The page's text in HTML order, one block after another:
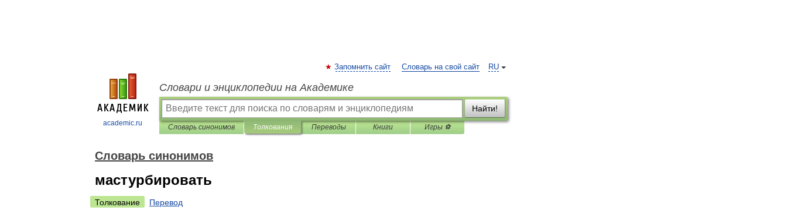
academic.ru
RU
Запомнить сайт Словарь на свой сайт
Словари и энциклопедии на Академике
Найти!
Словарь синонимов Толкования Переводы Книги Игры ⚽
Словарь синонимов
мастурбировать
Толкование
Перевод